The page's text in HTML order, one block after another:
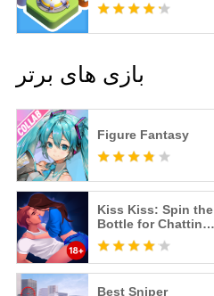
بازی های برتر
Figure Fantasy
Kiss Kiss: Spin the
Bottle for Chatting
& Fun
Best Sniper